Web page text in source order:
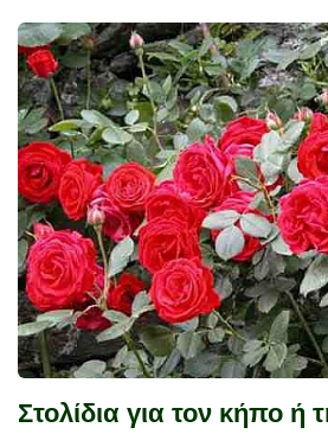
Στολίδια για τον κήπο ή